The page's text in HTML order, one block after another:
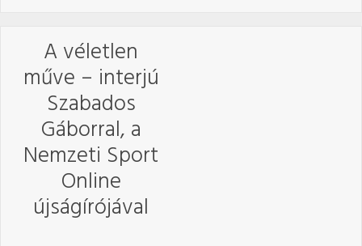
A véletlen
műve – interjú
Szabados
Gáborral, a
Nemzeti Sport
Online
újságírójával